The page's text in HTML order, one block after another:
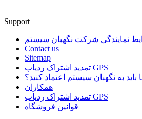
Support
نمایندگی شرکت نگهبان سیستم
Contact us
Sitemap
تمدید اشتراک ردیاب GPS
باید به نگهبان سیستم اعتماد کنید؟
همکاران
تمدید اشتراک ردیاب GPS
قوانین فروشگاه